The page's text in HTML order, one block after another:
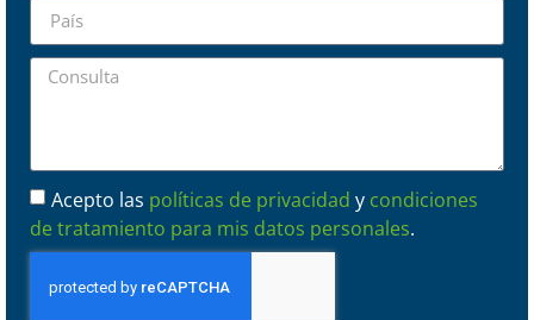
Acepto las políticas de privacidad y condiciones
de tratamiento para mis datos personales.